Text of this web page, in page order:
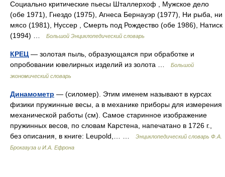
Социально критические пьесы Шталлерхоф , Мужское дело
(обе 1971), Гнездо (1975), Агнеса Бернауэр (1977), Ни рыба, ни
мясо (1981), Нуссер , Смерть под Рождество (обе 1986), Натиск
(1994) …
Большой Энциклопедический словарь
КРЕЦ — золотая пыль, образующаяся при обработке и
опробовании ювелирных изделий из золота …
Большой
экономический словарь
Динамометр — (силомер). Этим именем называют в курсах
физики пружинные весы, а в механике приборы для измерения
механической работы (см). Самое старинное изображение
пружинных весов, по словам Карстена, напечатано в 1726 г.,
без описания, в книге: Leupold,… …
Энциклопедический словарь Ф.А.
Брокгауза и И.А. Ефрона